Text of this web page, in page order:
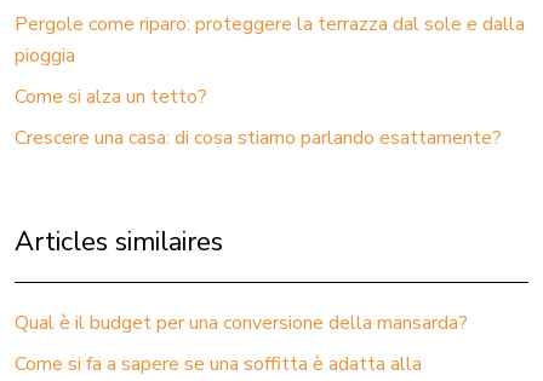
Pergole come riparo: proteggere la terrazza dal sole e dalla
pioggia
Come si alza un tetto?
Crescere una casa: di cosa stiamo parlando esattamente?
Articles similaires
Qual è il budget per una conversione della mansarda?
Come si fa a sapere se una soffitta è adatta alla